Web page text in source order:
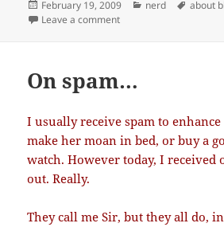
Posted
on
February 19, 2009 Categories
nerd Tags
about
Leave a commenton 11000 views
On spam…
I usually receive spam to
make her moan in bed, or buy a
watch. However today, I received
out. Really.
They call me Sir, but they all do,